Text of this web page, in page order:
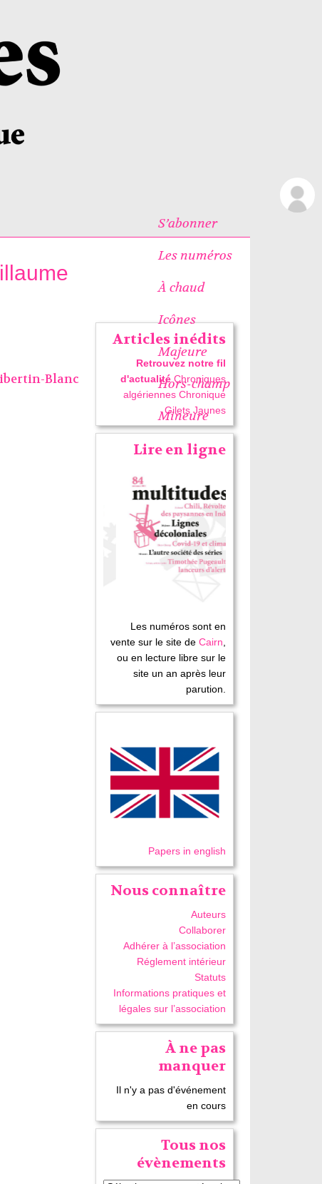
S’abonner
Les numéros
À chaud
Icônes
Majeure
Hors-champ
Mineure
Blanc
Articles inédits
Retrouvez notre fil
d'actualité Chroniques
algériennes Chronique
Gilets Jaunes
Lire en ligne
Les numéros sont en
vente sur le site deCairn,
ou en lecture libre sur le
site un an après leur
parution.
Papers in english
Nous connaître
Auteurs
Collaborer
Adhérer à l’association
Réglement intérieur
Statuts
Informations pratiques et
légales sur l’association
À ne pas
manquer
Il n'y a pas d'événement
en cours
Tous nos
évènements